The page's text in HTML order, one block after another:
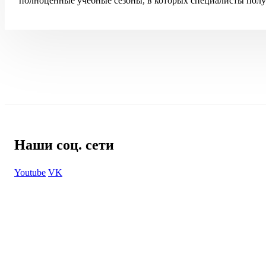
Наши соц. сети
Youtube VK